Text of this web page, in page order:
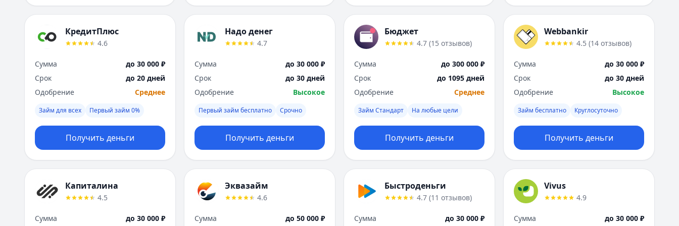
КредитПлюс
4.6
Сумма
до 30 000 ₽
Срок
до 20 дней
Одобрение
Среднее
Займ для всех Первый займ 0%
Получить деньги
Надо денег
4.7
Сумма
до 30 000 ₽
Срок
до 30 дней
Одобрение
Высокое
Первый займ бесплатно Срочно
Получить деньги
Бюджет
4.7 (15 отзывов)
Сумма
до 300 000 ₽
Срок
до 1095 дней
Одобрение
Среднее
Займ Стандарт На любые цели
Получить деньги
Webbankir
4.5 (14 отзывов)
Сумма
до 30 000 ₽
Срок
до 30 дней
Одобрение
Высокое
Займ бесплатно Круглосуточно
Получить деньги
Капиталина
4.5
Сумма до 30 000 ₽
Эквазайм
4.6
Сумма до 50 000 ₽
Быстроденьги
4.7 (11 отзывов)
Сумма до 30 000 ₽
Vivus
4.9
Сумма до 30 000 ₽